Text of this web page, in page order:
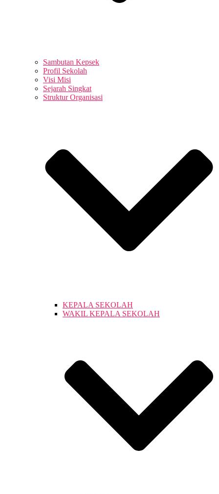
Sambutan Kepsek
Profil Sekolah
Visi Misi
Sejarah Singkat
Struktur Organisasi
KEPALA SEKOLAH
WAKIL KEPALA SEKOLAH